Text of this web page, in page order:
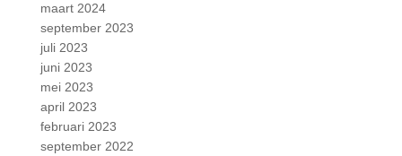
maart 2024
september 2023
juli 2023
juni 2023
mei 2023
april 2023
februari 2023
september 2022